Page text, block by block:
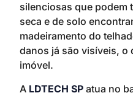
silenciosas que podem
seca e de solo
madeiramento do
danos já são visíveis, o
imóvel.
A LDTECH SP atua no